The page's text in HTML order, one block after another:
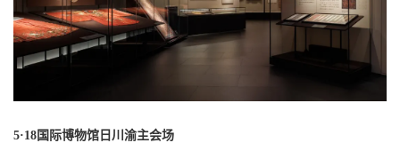
5·18国际博物馆日川渝主会场